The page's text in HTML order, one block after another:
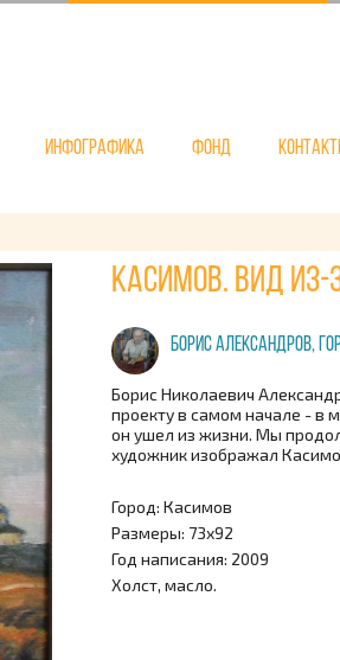
Инфографика Фонд
Касимов. Вид из-
Борис Александров,
Борис Николаевич
проекту в самом начале - в
он ушел из жизни. Мы
художник изображал
Город: Касимов
Размеры: 73х92
Год написания: 2009
Холст, масло.